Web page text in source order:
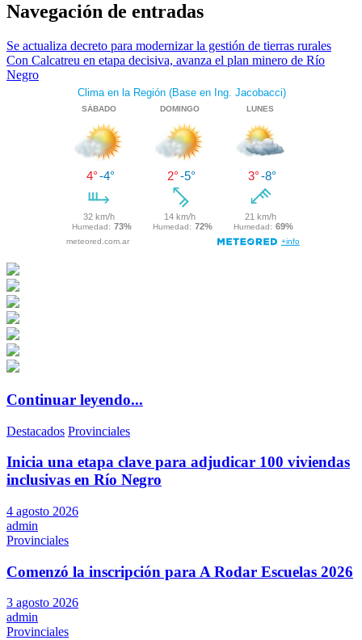
Navegación de entradas
Se actualiza decreto para modernizar la gestión de tierras rurales
Con Calcatreu en etapa decisiva, avanza el plan minero de Río
Negro
Continuar leyendo...
Destacados Provinciales
Inicia una etapa clave para adjudicar 100 viviendas
inclusivas en Río Negro
4 agosto 2026
admin
Provinciales
Comenzó la inscripción para A Rodar Escuelas 2026
3 agosto 2026
admin
Provinciales